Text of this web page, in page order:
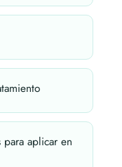
para aplicar en